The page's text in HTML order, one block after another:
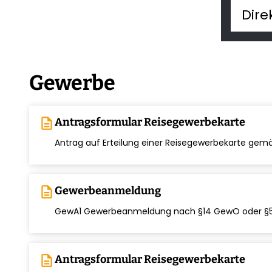
Gewerbe
descriptionAntragsformular Reisegewerbekarte
Antrag auf Erteilung einer Reisegewerbekarte
descriptionGewerbeanmeldung
GewA1 Gewerbeanmeldung nach §14 GewO oder
descriptionAntragsformular Reisegewerbekarte